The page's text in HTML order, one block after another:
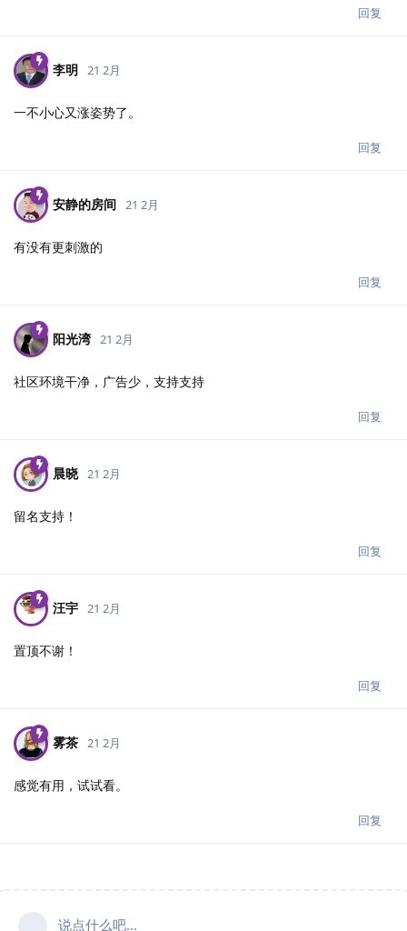
回复
李明 21 2月
一不小心又涨姿势了。
回复
安静的房间 21 2月
有没有更刺激的
回复
阳光湾 21 2月
社区环境干净，广告少，支持支持
回复
晨晓 21 2月
留名支持！
回复
汪宇 21 2月
置顶不谢！
回复
雾茶 21 2月
感觉有用，试试看。
回复
说点什么吧...